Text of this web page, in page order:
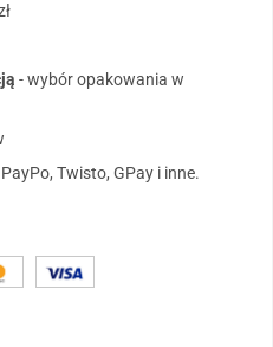
- wybór opakowania w
Twisto, GPay i inne.